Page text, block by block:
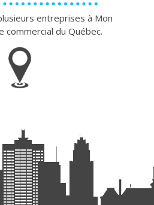
entreprises à Mon
commercial du Québec.